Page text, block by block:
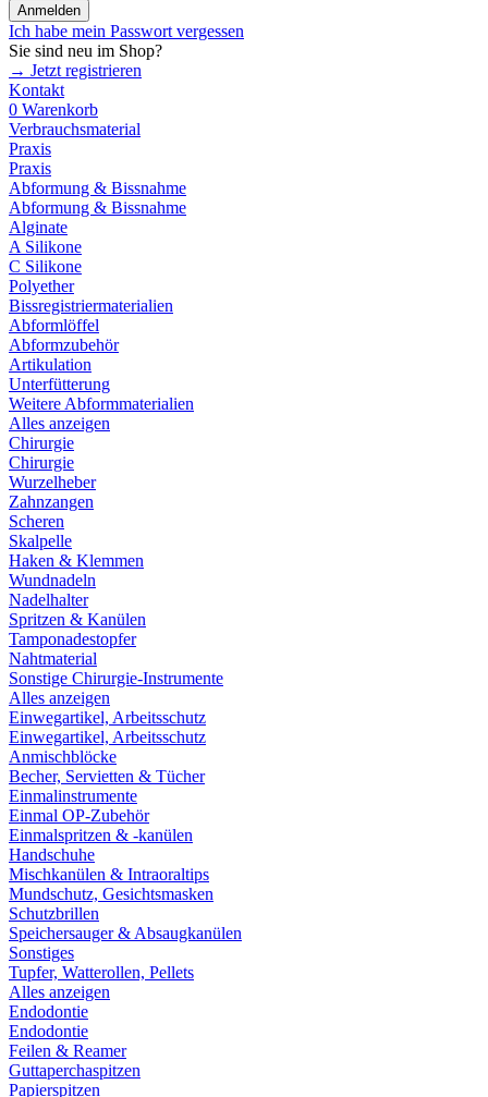
Anmelden
Ich habe mein Passwort vergessen
Sie sind neu im Shop?
→ Jetzt registrieren
Kontakt
0 Warenkorb
Verbrauchsmaterial
Praxis
Praxis
Abformung & Bissnahme
Abformung & Bissnahme
Alginate
A Silikone
C Silikone
Polyether
Bissregistriermaterialien
Abformlöffel
Abformzubehör
Artikulation
Unterfütterung
Weitere Abformmaterialien
Alles anzeigen
Chirurgie
Chirurgie
Wurzelheber
Zahnzangen
Scheren
Skalpelle
Haken & Klemmen
Wundnadeln
Nadelhalter
Spritzen & Kanülen
Tamponadestopfer
Nahtmaterial
Sonstige Chirurgie-Instrumente
Alles anzeigen
Einwegartikel, Arbeitsschutz
Einwegartikel, Arbeitsschutz
Anmischblöcke
Becher, Servietten & Tücher
Einmalinstrumente
Einmal OP-Zubehör
Einmalspritzen & -kanülen
Handschuhe
Mischkanülen & Intraoraltips
Mundschutz, Gesichtsmasken
Schutzbrillen
Speichersauger & Absaugkanülen
Sonstiges
Tupfer, Watterollen, Pellets
Alles anzeigen
Endodontie
Endodontie
Feilen & Reamer
Guttaperchaspitzen
Papierspitzen